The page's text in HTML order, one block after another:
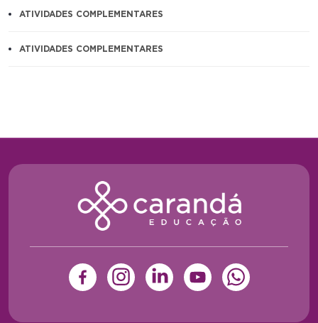
ATIVIDADES COMPLEMENTARES
ATIVIDADES COMPLEMENTARES